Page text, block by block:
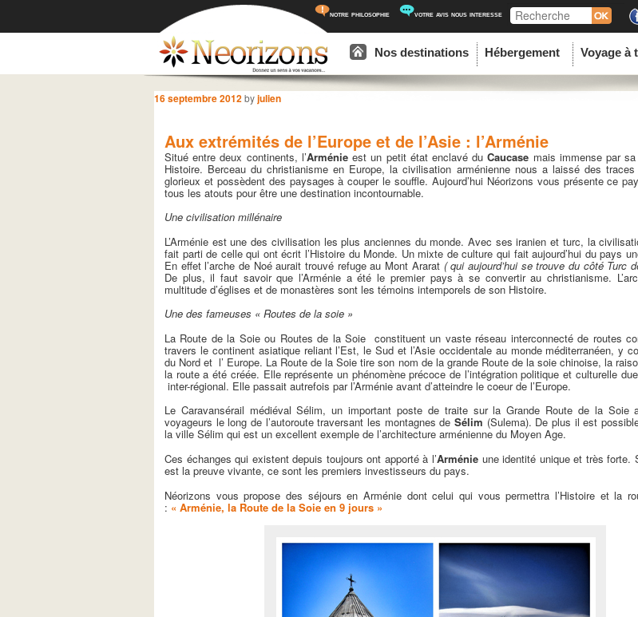
notre philosophie votre avis nous interesse Recherche
Aller au contenu principal
Aller au contenu secondaire
Nos destinations Hébergement Voyage à
Navigation des articles
Aux extrémités de l’Europe et de l’Asie : l’Arménie
16 septembre 2012byjulien
Situé entre deux continents, l’Arménieest un petit état enclavé duCaucase mais immense par
Histoire. Berceau du christianisme en Europe, la civilisation arménienne nous a laissé des
glorieux et possèdent des paysages à couper le souffle. Aujourd’hui Néorizons vous présente ce
tous les atouts pour être une destination incontournable.
Une civilisation millénaire
L’Arménie est une des civilisation les plus anciennes du monde. Avec ses iranien et turc, la
fait parti de celle qui ont écrit l’Histoire du Monde. Un mixte de culture qui fait aujourd’hui du pays
En effet l’arche de Noé aurait trouvé refuge au Mont Ararat ( qui aujourd’hui se trouve du côté Turc
De plus, il faut savoir que l’Arménie a été le premier pays à se convertir au christianisme.
multitude d’églises et de monastères sont les témoins intemporels de son Histoire.
Une des fameuses « Routes de la soie »
La Route de la Soie ou Routes de la Soie constituent un vaste réseau interconnecté de routes
travers le continent asiatique reliant l’Est, le Sud et l’Asie occidentale au monde méditerranéen, y
du Nord et l’ Europe. La Route de la Soie tire son nom de la grande Route de la soie chinoise, la
la route a été créée. Elle représente un phénomène précoce de l’intégration politique et culturelle
inter-régional. Elle passait autrefois par l’Arménie avant d’atteindre le coeur de l’Europe.
Le Caravansérail médiéval Sélim, un important poste de traite sur la Grande Route de la Soie
voyageurs le long de l’autoroute traversant les montagnes de Sélim (Sulema). De plus il est
la ville Sélim qui est un excellent exemple de l’architecture arménienne du Moyen Age.
Ces échanges qui existent depuis toujours ont apporté à l’Arménie une identité unique et très forte.
est la preuve vivante, ce sont les premiers investisseurs du pays.
Néorizons vous propose des séjours en Arménie dont celui qui vous permettra l’Histoire et la
: « Arménie, la Route de la Soie en 9 jours »